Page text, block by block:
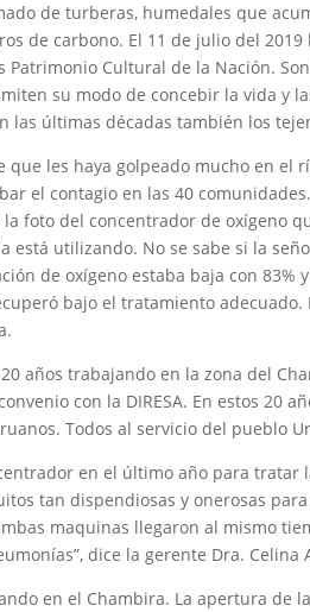
de turberas, humedales que
de carbono. El 11 de julio del
Patrimonio Cultural de la Nación.
su modo de concebir la vida y
las últimas décadas también los
que les haya golpeado mucho en el
el contagio en las 40
la foto del concentrador de oxígeno
está utilizando. No se sabe si la
de oxígeno estaba baja con 83%
bajo el tratamiento
años trabajando en la zona del
con la DIRESA. En estos 20
Todos al servicio del pueblo
en el último año para tratar
tan dispendiosas y onerosas
maquinas llegaron al mismo
dice la gerente Dra. Celina
en el Chambira. La apertura de